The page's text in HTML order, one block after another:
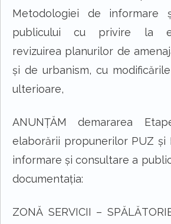
Metodologiei de informare
publicului cu privire la
revizuirea planurilor de
şi de urbanism, cu
ulterioare,
ANUNŢĂM demararea
elaborării propunerilor PUZ şi
informare şi consultare a
documentaţia:
ZONĂ SERVICII – SPĂLĂ